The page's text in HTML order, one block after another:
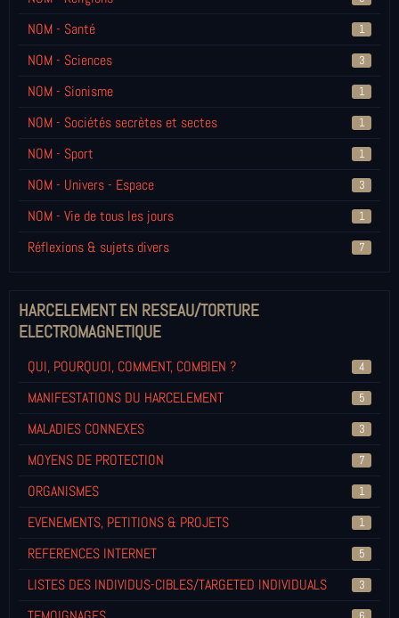
NOM - Santé 1
NOM - Sciences 3
NOM - Sionisme 1
NOM - Sociétés secrètes et sectes 1
NOM - Sport 1
NOM - Univers - Espace 3
NOM - Vie de tous les jours 1
Réflexions & sujets divers 7
HARCELEMENT EN RESEAU/TORTURE
ELECTROMAGNETIQUE
QUI, POURQUOI, COMMENT, COMBIEN ? 4
MANIFESTATIONS DU HARCELEMENT 5
MALADIES CONNEXES 3
MOYENS DE PROTECTION 7
ORGANISMES 1
EVENEMENTS, PETITIONS & PROJETS 1
REFERENCES INTERNET 5
LISTES DES INDIVIDUS-CIBLES/TARGETED INDIVIDUALS 3